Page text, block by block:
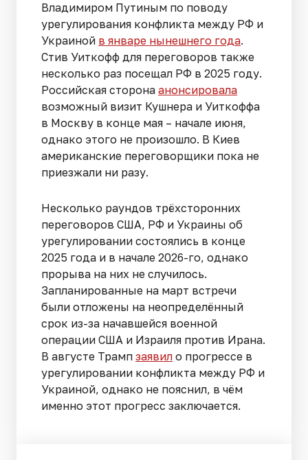
Владимиром Путиным по поводу
урегулирования конфликта между РФ и
Украиной в январе нынешнего года.
Стив Уиткофф для переговоров также
несколько раз посещал РФ в 2025 году.
Российская сторона анонсировала
возможный визит Кушнера и Уиткоффа
в Москву в конце мая – начале июня,
однако этого не произошло. В Киев
американские переговорщики пока не
приезжали ни разу.
Несколько раундов трёхсторонних
переговоров США, РФ и Украины об
урегулировании состоялись в конце
2025 года и в начале 2026-го, однако
прорыва на них не случилось.
Запланированные на март встречи
были отложены на неопределённый
срок из-за начавшейся военной
операции США и Израиля против Ирана.
В августе Трамп заявил о прогрессе в
урегулировании конфликта между РФ и
Украиной, однако не пояснил, в чём
именно этот прогресс заключается.